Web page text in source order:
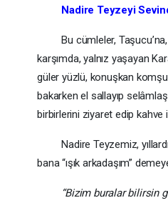
Nadire Teyzeyi
Bu cümleler, Taşucu’na,
karşımda, yalnız yaşayan
güler yüzlü, konuşkan
bakarken el sallayıp
birbirlerini ziyaret edip
Nadire Teyzemiz, yıllardır
bana “ışık arkadaşım”
“Bizim buralar bilirsin